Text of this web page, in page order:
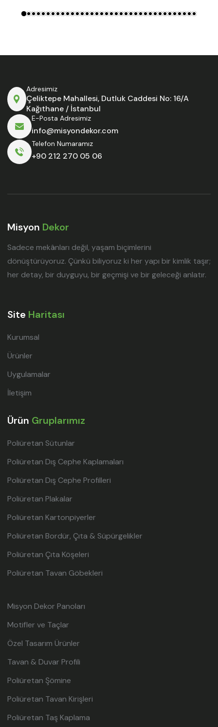
Adresimiz
Çeliktepe Mahallesi, Dutluk Caddesi No: 16/A
Kağıthane / İstanbul
E-Posta Adresimiz
info@misyondekor.com
Telefon Numaramız
+90 212 270 05 06
Misyon Dekor
Sadece mekânları değil, yaşam biçimlerini
dönüştürüyoruz. Çünkü biliyoruz ki her yapı bir kimlik taşır;
her detay, bir duyguyu, bir geçmişi ve bir geleceği anlatır.
Site Haritası
Kurumsal
Ürünler
Uygulamalar
İletişim
Ürün Gruplarımız
Poliüretan Sütunlar
Poliüretan Dış Cephe Kaplamaları
Poliüretan Dış Cephe Profilleri
Poliüretan Plakalar
Poliüretan Kartonpiyerler
Poliüretan Bordür, Çıta & Süpürgelikler
Poliüretan Çıta Köşeleri
Poliüretan Tavan Göbekleri
Misyon Dekor Panoları
Motifler ve Taçlar
Özel Tasarım Ürünler
Tavan & Duvar Profili
Poliüretan Şömine
Poliüretan Tavan Kirişleri
Poliüretan Taş Kaplama